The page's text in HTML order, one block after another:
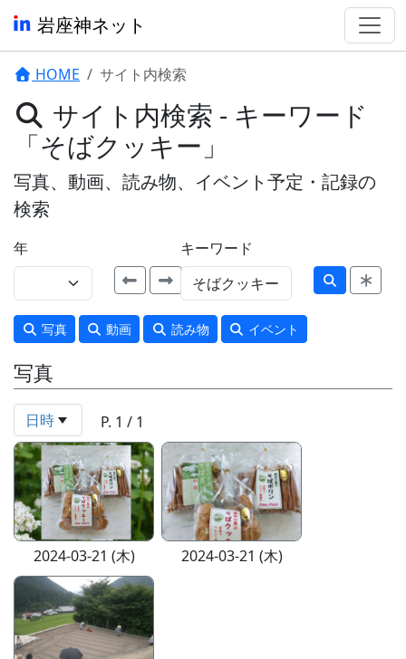
岩座神ネット
HOME サイト内検索
サイト内検索 - キーワード
「そばクッキー」
写真、動画、読み物、イベント予定・記録の
検索
年 キーワード
写真 動画 読み物 イベント
写真
日時 P. 1 / 1
2024-03-21 (木) 2024-03-21 (木)